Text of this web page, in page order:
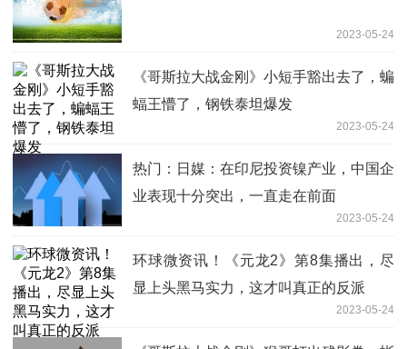
2023-05-24
《哥斯拉大战金刚》小短手豁出去了，蝙
蝠王懵了，钢铁泰坦爆发
2023-05-24
热门：日媒：在印尼投资镍产业，中国企
业表现十分突出，一直走在前面
2023-05-24
环球微资讯！《元龙2》第8集播出，尽
显上头黑马实力，这才叫真正的反派
2023-05-24